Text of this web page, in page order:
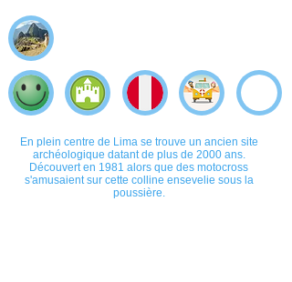
En plein centre de Lima se trouve un ancien site
archéologique datant de plus de 2000 ans.
Découvert en 1981 alors que des motocross
s'amusaient sur cette colline ensevelie sous la
poussière.